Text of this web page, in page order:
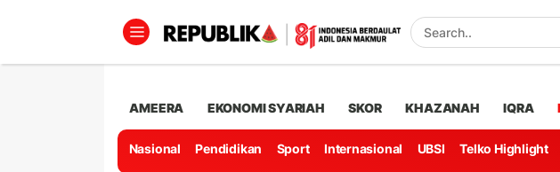
AMEERA EKONOMI SYARIAH SKOR KHAZANAH IQRA
Nasional Pendidikan Sport Internasional UBSI Telko Highlight